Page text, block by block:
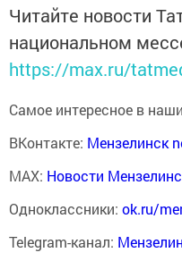
Читайте новости
национальном
https://max.ru/
Самое интересное в
ВКонтакте: Мензелинск
MAX: Новости
Одноклассники: ok.ru/
Telegram-канал: